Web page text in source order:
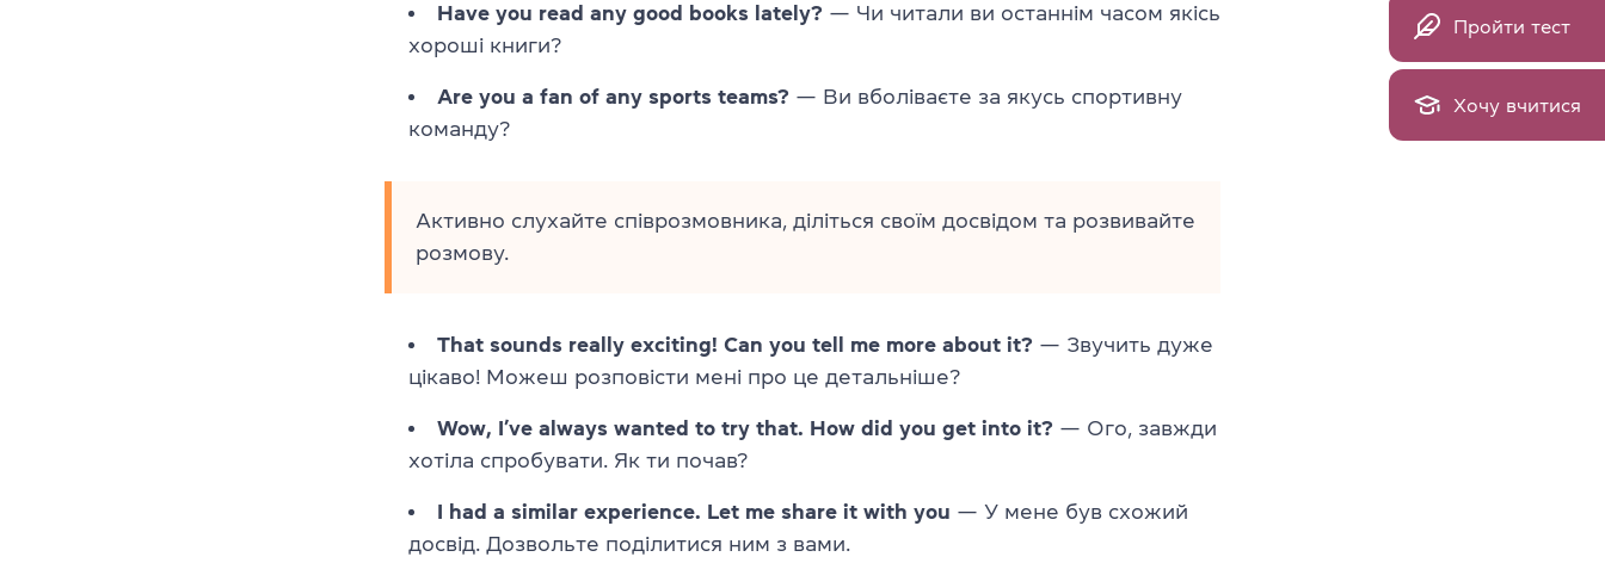
Have you read any good books lately? — Чи читали ви останнім часом якісь
хороші книги?
Are you a fan of any sports teams? — Ви вболіваєте за якусь спортивну
команду?
Активно слухайте співрозмовника, діліться своїм досвідом та розвивайте
розмову.
That sounds really exciting! Can you tell me more about it? — Звучить дуже
цікаво! Можеш розповісти мені про це детальніше?
Wow, I’ve always wanted to try that. How did you get into it? — Ого, завжди
хотіла спробувати. Як ти почав?
I had a similar experience. Let me share it with you — У мене був схожий
досвід. Дозвольте поділитися ним з вами.
Пройти тест
Хочу вчитися